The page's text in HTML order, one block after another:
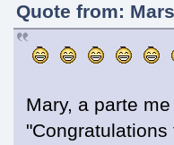
Quote from:
Mary, a parte